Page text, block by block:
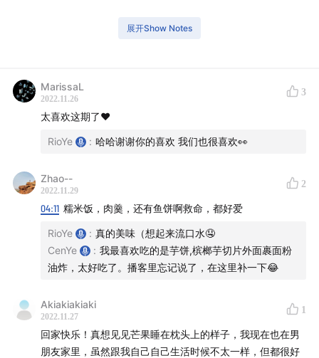
这一期还是在 Rio 老家录制的，聊到了家里的小泰迪「芒
我们忘记了。
炑星迹开头
在苍南的最后一期开头
01:38在苍南的小日子
芒果
04:10Cen 找到了她的梦中情狗
展开Show Notes
MarissaL
2022.11.26
3
太喜欢这期了❤️
RioYe : 哈哈谢谢你的喜欢 我们也很喜欢👀
Zhao--
2022.11.29
2
04:11 糯米饭，肉羹，还有鱼饼啊救命，都好爱
RioYe : 真的美味（想起来流口水🤤
CenYe
: 我最喜欢吃的是芋饼,槟榔芋切片外面裹面粉
油炸，太好吃了。播客里忘记说了，在这里补一下😂
Akiakiakiaki
2022.11.27
1
回家快乐！真想见见芒果睡在枕头上的样子，我现在也在男
朋友家里，虽然跟我自己自己生活时候不太一样，但都很好